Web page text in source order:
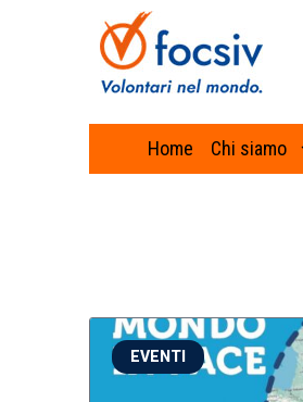
Home Chi siamo
EVENTI